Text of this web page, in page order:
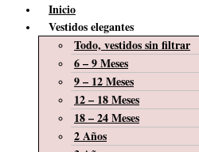
Inicio
Vestidos elegantes
Todo, vestidos sin filtrar
6 – 9 Meses
9 – 12 Meses
12 – 18 Meses
18 – 24 Meses
2 Años